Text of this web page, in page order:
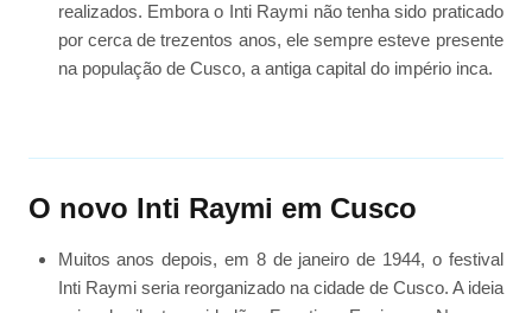
realizados. Embora o Inti Raymi não tenha sido praticado
por cerca de trezentos anos, ele sempre esteve presente
na população de Cusco, a antiga capital do império inca.
O novo Inti Raymi em Cusco
Muitos anos depois, em 8 de janeiro de 1944, o festival
Inti Raymi seria reorganizado na cidade de Cusco. A ideia